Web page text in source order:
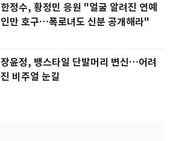
한정수, 황정민 응원 "얼굴 알려진 연예
인만 호구…폭로녀도 신분 공개해라"
장윤정, 뱅스타일 단발머리 변신…어려
진 비주얼 눈길